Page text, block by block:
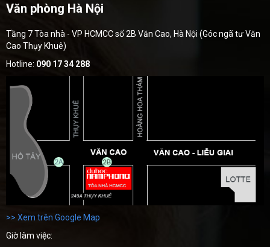
Văn phòng Hà Nội
Tầng 7 Tòa nhà - VP HCMCC số 2B Văn Cao, Hà Nội (Góc ngã tư Văn
Cao Thụy Khuê)
Hotline: 090 17 34 288
>> Xem trên Google Map
Giờ làm việc: